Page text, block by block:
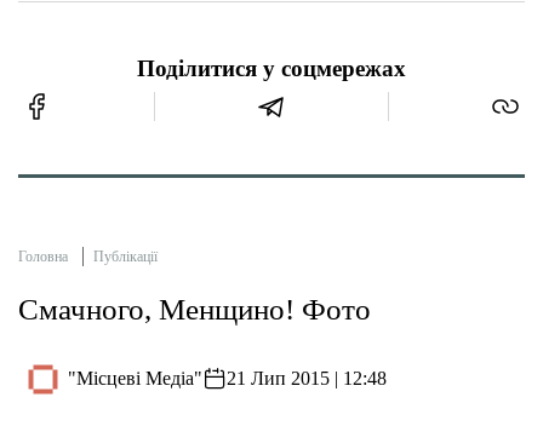
Поділитися у соцмережах
Головна Публікації
Смачного, Менщино! Фото
"Місцеві Медіа" 21 Лип 2015 | 12:48